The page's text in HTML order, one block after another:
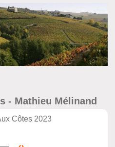
- Mathieu Mélinand
Côtes 2023